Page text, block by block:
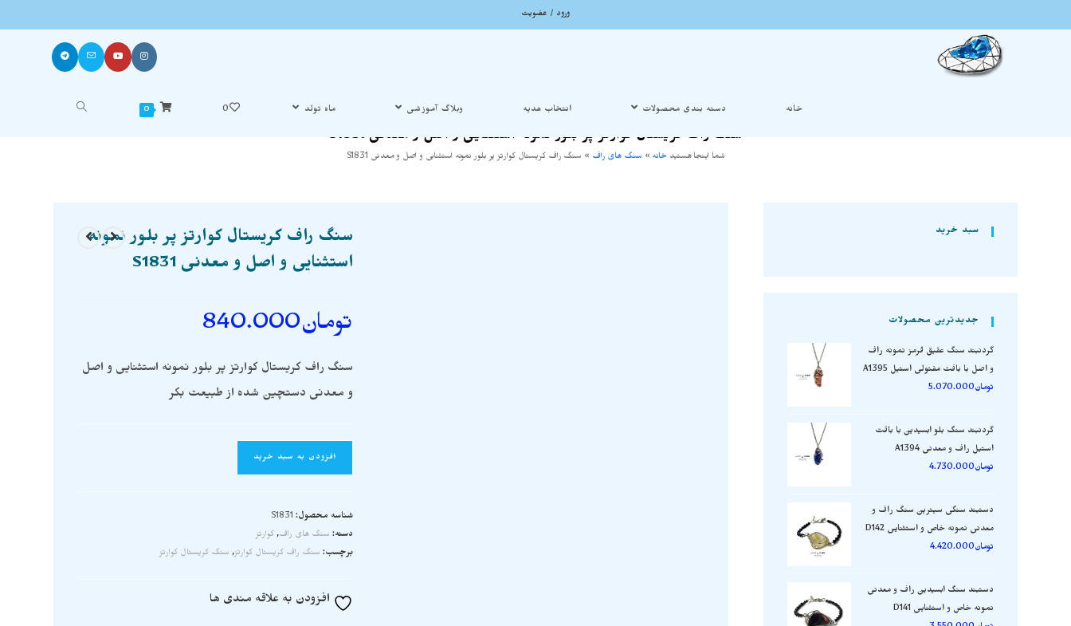
ورود / عضویت
خانه دسته بندی محصولات انتخاب هدیه وبلاگ آموزشی ماه تولد 0
0
سنگ راف کریستال کوارتز پر بلور نمونه استثنایی و اصل و معدنی S1831
شما اینجا هستید خانه » سنگ های راف » سنگ راف کریستال کوارتز پر بلور نمونه استثنایی و اصل و معدنی S1831
سنگ راف کریستال کوارتز پر بلور نمونه
استثنایی و اصل و معدنی S1831
تومان840.000
سنگ راف کریستال کوارتز پر بلور نمونه استثنایی و اصل
و معدنی دستچین شده از طبیعت بکر
افزودن به سبد خرید
شناسه محصول: S1831
دسته: سنگ های راف, کوارتز
برچسب: سنگ راف کریستال کوارتز, سنگ کریستال کوارتز
افزودن به علاقه مندی ها
سبد خرید
جدیدترین محصولات
گردنبند سنگ عقیق قرمز نمونه راف
و اصل با بافت مفتولی استیل A1395
تومان5.070.000
گردنبند سنگ بلو ابسیدین با بافت
استیل راف و معدنی A1394
تومان4.730.000
دستبند سنگی سیترین سنگ راف و
معدنی نمونه خاص و استثنایی D142
تومان4.420.000
دستبند سنگ ابسیدین راف و معدنی
نمونه خاص و استثنایی D141